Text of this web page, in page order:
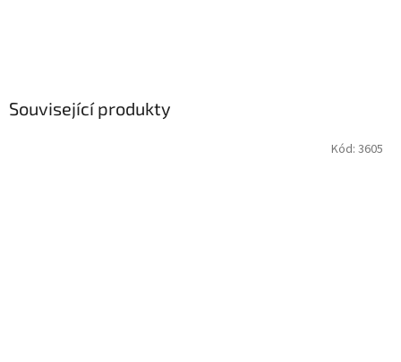
Související produkty
Kód: 3605